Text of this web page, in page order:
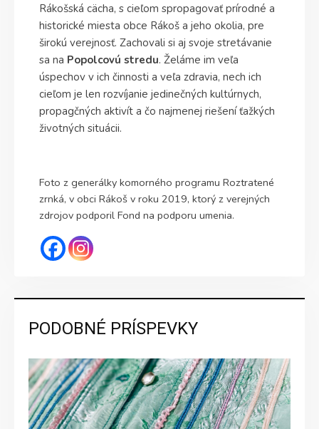
Rákošská cächa, s cieľom spropagovať prírodné a
historické miesta obce Rákoš a jeho okolia, pre
širokú verejnosť. Zachovali si aj svoje stretávanie
sa na Popolcovú stredu. Želáme im veľa
úspechov v ich činnosti a veľa zdravia, nech ich
cieľom je len rozvíjanie jedinečných kultúrnych,
propagčných aktivít a čo najmenej riešení ťažkých
životných situácii.
Foto z generálky komorného programu Roztratené
zrnká, v obci Rákoš v roku 2019, ktorý z verejných
zdrojov podporil Fond na podporu umenia.
PODOBNÉ PRÍSPEVKY